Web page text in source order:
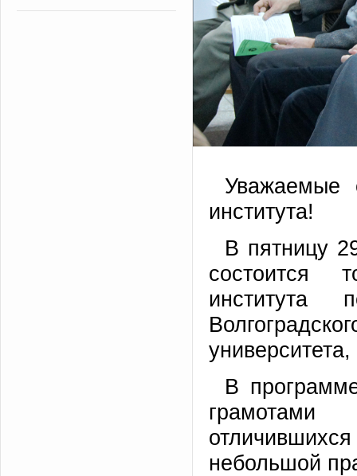
Уважаемые
института!
В пятницу
состоится
института
В
грамотами
небольшой